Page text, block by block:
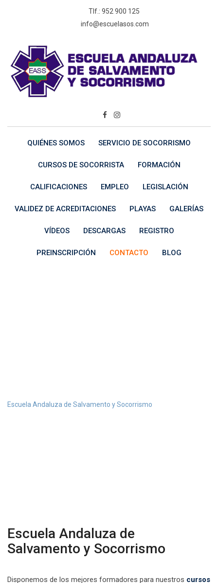
Tlf.: 952 900 125
info@escuelasos.com
QUIÉNES SOMOS SERVICIO DE SOCORRISMO
CURSOS DE SOCORRISTA FORMACIÓN
CALIFICACIONES EMPLEO LEGISLACIÓN
VALIDEZ DE ACREDITACIONES PLAYAS GALERÍAS
VÍDEOS DESCARGAS REGISTRO
PREINSCRIPCIÓN CONTACTO BLOG
Escuela Andaluza de Salvamento y Socorrismo
Escuela Andaluza de
Salvamento y Socorrismo
Disponemos de los mejores formadores para nuestros cursos